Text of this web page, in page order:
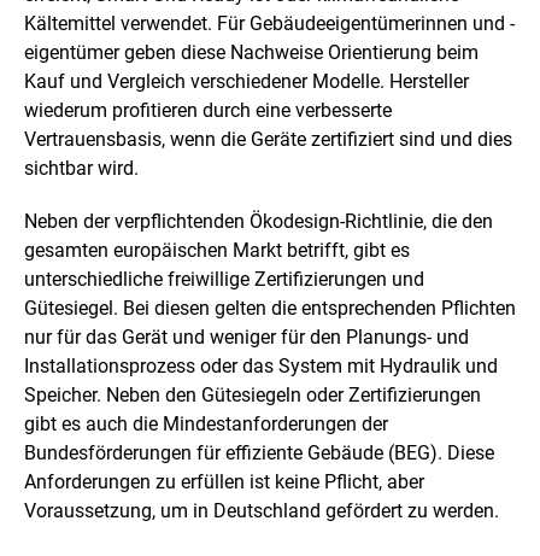
Kältemittel verwendet. Für Gebäudeeigentümerinnen und -
eigentümer geben diese Nachweise Orientierung beim
Kauf und Vergleich verschiedener Modelle. Hersteller
wiederum profitieren durch eine verbesserte
Vertrauensbasis, wenn die Geräte zertifiziert sind und dies
sichtbar wird.
Neben der verpflichtenden Ökodesign-Richtlinie, die den
gesamten europäischen Markt betrifft, gibt es
unterschiedliche freiwillige Zertifizierungen und
Gütesiegel. Bei diesen gelten die entsprechenden Pflichten
nur für das Gerät und weniger für den Planungs- und
Installationsprozess oder das System mit Hydraulik und
Speicher. Neben den Gütesiegeln oder Zertifizierungen
gibt es auch die Mindestanforderungen der
Bundesförderungen für effiziente Gebäude (BEG). Diese
Anforderungen zu erfüllen ist keine Pflicht, aber
Voraussetzung, um in Deutschland gefördert zu werden.